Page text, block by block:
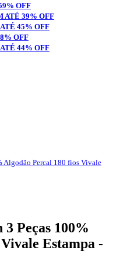
OFF
ATÉ 39% OFF
45% OFF
OFF
44% OFF
Algodão Percal 180 fios Vivale
Peças 100%
Estampa -